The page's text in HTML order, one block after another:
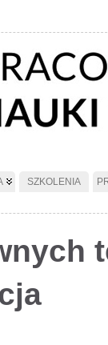
SZKOLENIA